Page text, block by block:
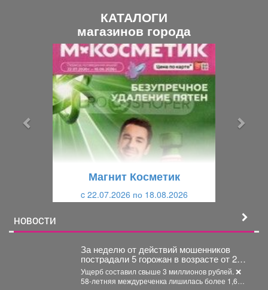
КАТАЛОГИ
магазинов города
Магнит Косметик
c 22.07.2026 по 18.08.2026
НОВОСТИ
За неделю от действий мошенников
пострадали 5 горожан в возрасте от 24
до 58 лет.
Ущерб составил свыше 3 миллионов рублей. ❌
58-летняя междуреченка лишилась более 1,6